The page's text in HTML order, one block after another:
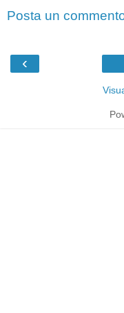
Posta un
‹